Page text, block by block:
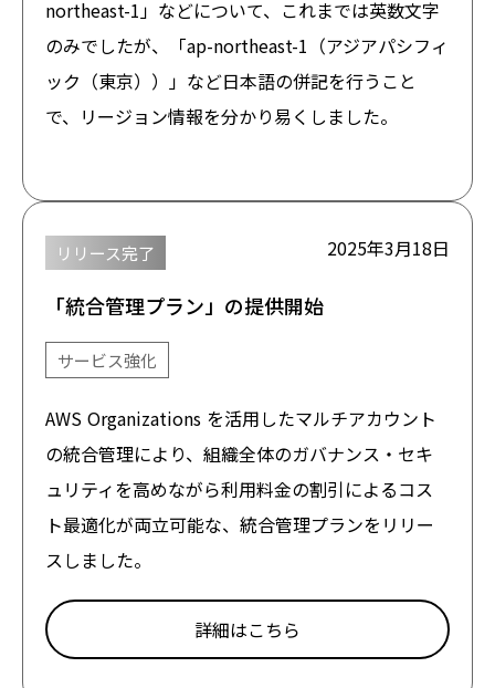
northeast-1」などについて、これまでは英数文字
のみでしたが、「ap-northeast-1（アジアパシフィ
ック（東京））」など日本語の併記を行うこと
で、リージョン情報を分かり易くしました。
リリース完了 2025年3月18日
「統合管理プラン」の提供開始
サービス強化
AWS Organizations を活用したマルチアカウント
の統合管理により、組織全体のガバナンス・セキ
ュリティを高めながら利用料金の割引によるコス
ト最適化が両立可能な、統合管理プランをリリー
スしました。
詳細はこちら